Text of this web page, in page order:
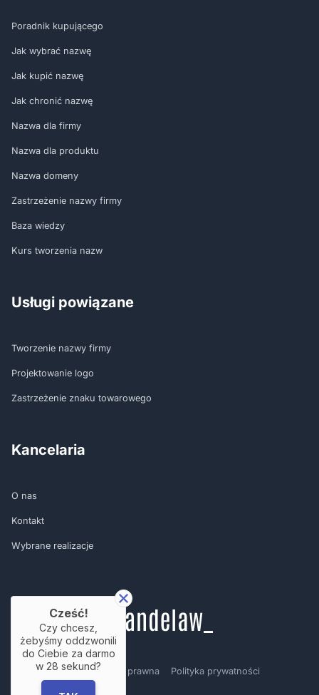
Poradnik kupującego
Jak wybrać nazwę
Jak kupić nazwę
Jak chronić nazwę
Nazwa dla firmy
Nazwa dla produktu
Nazwa domeny
Zastrzeżenie nazwy firmy
Baza wiedzy
Kurs tworzenia nazw
Usługi powiązane
Tworzenie nazwy firmy
Projektowanie logo
Zastrzeżenie znaku towarowego
Kancelaria
O nas
Kontakt
Wybrane realizacje
Regulamin Nota prawna Polityka prywatności
Cześć!
Czy chcesz,
żebyśmy oddzwonili
do Ciebie za darmo
w 28 sekund?